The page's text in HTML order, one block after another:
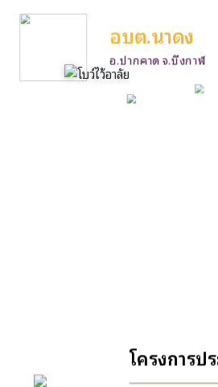
อบต.นาดง
อ.ปากคาด จ.บึงกาฬ
โครงการ